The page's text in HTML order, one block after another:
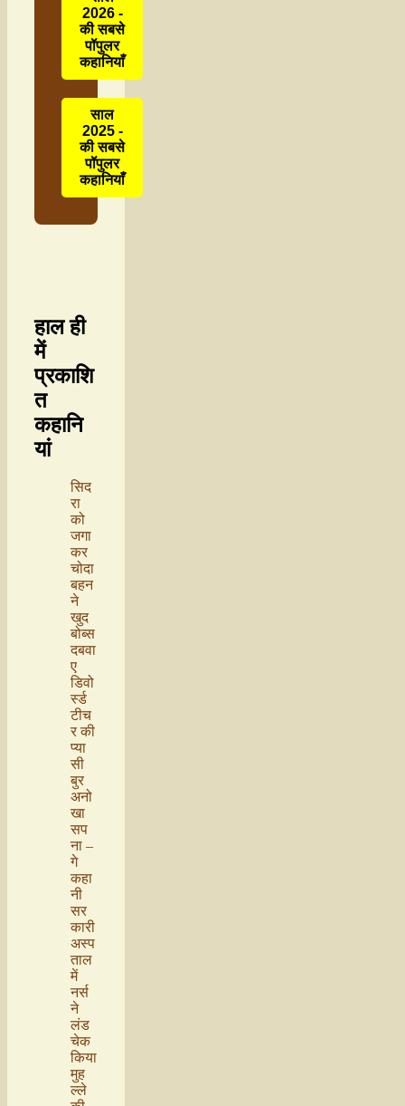
2026 -
की सबसे
पॉपुलर
कहानियाँ
साल
2025 -
की सबसे
पॉपुलर
कहानियाँ
हाल ही
में
प्रकाशि
त
कहानि
यां
सिद
रा
को
जगा
कर
चोदा
बहन
ने
खुद
बोब्स
दबवा
ए
डिवो
र्स्ड
टीच
र की
प्या
सी
बुर
अनो
खा
सप
ना –
गे
कहा
नी
सर
कारी
अस्प
ताल
में
नर्स
ने
लंड
चेक
किया
मुह
ल्ले